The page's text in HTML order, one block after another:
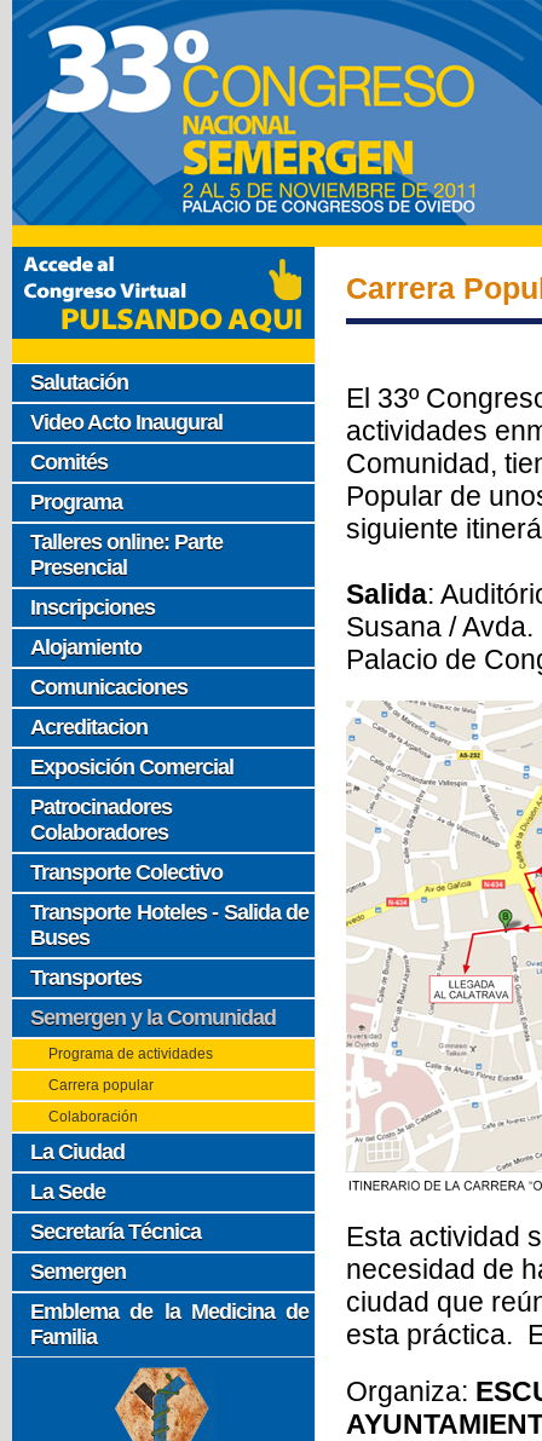
Salutación
Video Acto Inaugural
Comités
Programa
Talleres online: Parte
Presencial
Inscripciones
Alojamiento
Comunicaciones
Acreditacion
Exposición Comercial
Patrocinadores
Colaboradores
Transporte Colectivo
Transporte Hoteles - Salida de
Buses
Transportes
Semergen y la Comunidad
Programa de actividades
Carrera popular
Colaboración
La Ciudad
La Sede
Secretaría Técnica
Semergen
Emblema de la Medicina de
Familia
Carrera
El 33º
actividades
Comunidad,
Popular de
siguiente
Salida:
Susana /
Palacio de
Esta actividad
necesidad de
ciudad que
esta práctica.
Organiza: